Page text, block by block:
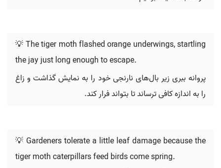
💡 The tiger moth flashed orange underwings, startling
the jay just long enough to escape.
پروانه ببری زیر بال‌های نارنجی خود را به نمایش گذاشت و زاغ
را به اندازه کافی ترساند تا بتواند فرار کند.
💡 Gardeners tolerate a little leaf damage because the
tiger moth caterpillars feed birds come spring.